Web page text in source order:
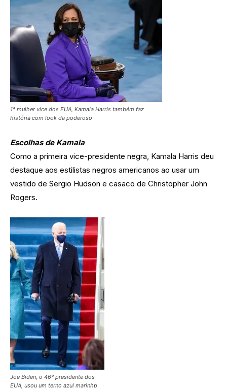
1ª mulher vice dos EUA, Kamala Harris também faz
história com look da poderoso
Escolhas de Kamala
Como a primeira vice-presidente negra, Kamala Harris deu
destaque aos estilistas negros americanos ao usar um
vestido de Sergio Hudson e casaco de Christopher John
Rogers.
Joe Biden, o 46º presidente dos
EUA, usou um terno azul marinhp